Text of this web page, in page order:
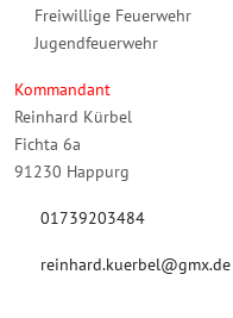
Freiwillige Feuerwehr
Jugendfeuerwehr
Kommandant
Reinhard Kürbel
Fichta 6a
91230 Happurg
01739203484
reinhard.kuerbel@gmx.de